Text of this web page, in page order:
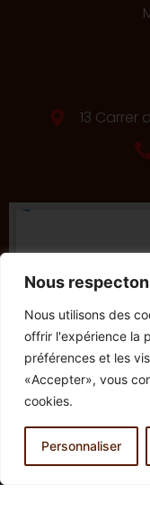
Nous
Nous utilisons des
offrir l'expérience la
préférences et les
«Accepter», vous
cookies.
Personnaliser
13 Carrer